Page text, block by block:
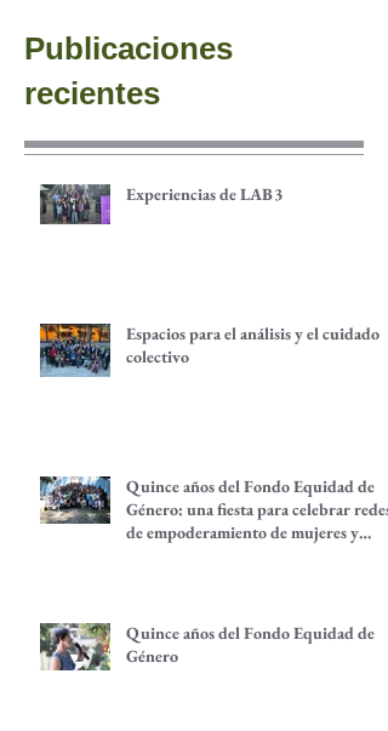
Publicaciones
recientes
Experiencias de LAB3
Espacios para el análisis y el cuidado
colectivo
Quince años del Fondo Equidad de
Género: una fiesta para celebrar redes
de empoderamiento de mujeres y
Quince años del Fondo Equidad de
Género